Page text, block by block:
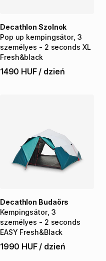
Pop up kempingsátor​,​ 3
személyes - 2 seconds XL
Fresh&black
Decathlon Szolnok
1490 HUF / dzień
Kempingsátor​,​ 3
személyes - 2 seconds
EASY Fresh&Black
Decathlon Budaörs
1990 HUF / dzień